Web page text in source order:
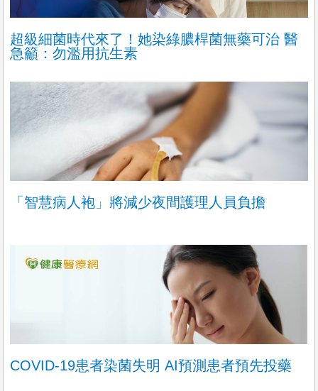
超級細菌時代來了！她染綠膿桿菌無藥可治 醫
急籲：勿濫用抗生素
「智慧病人袍」將減少夜間護理人員負擔
COVID-19患者染菌失明 AI預測患者預先投藥